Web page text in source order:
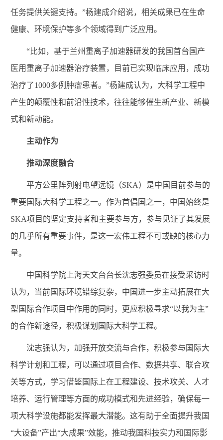
任务提供关键支持。”杨建成介绍说，相关成果已在生命
健康、环境保护等多个领域得到广泛应用。
“比如，基于兰州重离子加速器研发的我国首台国产
医用重离子加速器治疗装置，目前已实现临床应用，成功
治疗了1000多例肿瘤患者。”杨建成认为，大科学工程中
产生的颠覆性和前沿性技术，往往能够催生新产业、新模
式和新动能。
主动作为
推动深度融合
平方公里阵列射电望远镜（SKA）是中国目前参与的
重要国际大科学工程之一。作为首倡国之一，中国始终是
SKA项目的坚定支持者和主要参与方，参与见证了其发展
的几乎所有重要事件，是这一宏伟工程不可或缺的核心力
量。
中国科学院上海天文台台长沈志强委员在接受采访时
认为，当前国际环境错综复杂，中国进一步主动拓展在大
型国际合作项目中作用的同时，更应积极寻求“以我为主”
的合作新途径，积极谋划国际大科学工程。
沈志强认为，加强开放交流与合作，积极参与国际大
科学计划和工程，可以通过项目合作、数据共享、联合攻
关等方式，学习借鉴国际上在工程建设、技术攻关、人才
培养、运行管理等方面的成功模式和先进经验，确保每一
项大科学设施都能发挥最大潜能。这有助于全面提升我国
“大设备”产出“大成果”效能，推动我国科技实力和国际影